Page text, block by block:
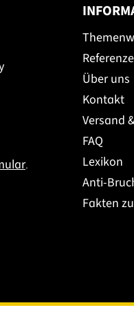
.
Über uns
Kontakt
Versand
FAQ
Lexikon
Anti-
Fakten
neuen Tab.